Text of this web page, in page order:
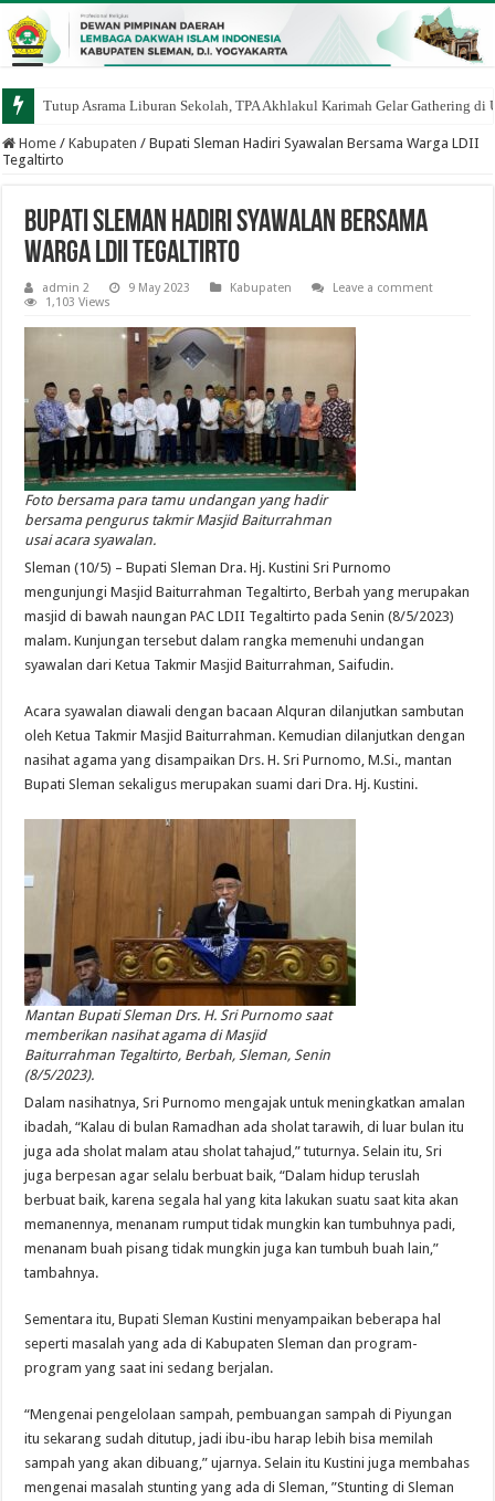
Tutup Asrama Liburan Sekolah, TPA Akhlakul Karimah Gelar Gathering di
Home / Kabupaten / Bupati Sleman Hadiri Syawalan Bersama Warga LDII
Tegaltirto
Bupati Sleman Hadiri Syawalan Bersama
Warga LDII Tegaltirto
admin 2 9 May 2023 Kabupaten
Leave a comment
1,103 Views
Foto bersama para tamu undangan yang hadir
bersama pengurus takmir Masjid Baiturrahman
usai acara syawalan.
Sleman (10/5) – Bupati Sleman Dra. Hj. Kustini Sri Purnomo
mengunjungi Masjid Baiturrahman Tegaltirto, Berbah yang merupakan
masjid di bawah naungan PAC LDII Tegaltirto pada Senin (8/5/2023)
malam. Kunjungan tersebut dalam rangka memenuhi undangan
syawalan dari Ketua Takmir Masjid Baiturrahman, Saifudin.
Acara syawalan diawali dengan bacaan Alquran dilanjutkan sambutan
oleh Ketua Takmir Masjid Baiturrahman. Kemudian dilanjutkan dengan
nasihat agama yang disampaikan Drs. H. Sri Purnomo, M.Si., mantan
Bupati Sleman sekaligus merupakan suami dari Dra. Hj. Kustini.
Mantan Bupati Sleman Drs. H. Sri Purnomo saat
memberikan nasihat agama di Masjid
Baiturrahman Tegaltirto, Berbah, Sleman, Senin
(8/5/2023).
Dalam nasihatnya, Sri Purnomo mengajak untuk meningkatkan amalan
ibadah, “Kalau di bulan Ramadhan ada sholat tarawih, di luar bulan itu
juga ada sholat malam atau sholat tahajud,” tuturnya. Selain itu, Sri
juga berpesan agar selalu berbuat baik, “Dalam hidup teruslah
berbuat baik, karena segala hal yang kita lakukan suatu saat kita akan
memanennya, menanam rumput tidak mungkin kan tumbuhnya padi,
menanam buah pisang tidak mungkin juga kan tumbuh buah lain,”
tambahnya.
Sementara itu, Bupati Sleman Kustini menyampaikan beberapa hal
seperti masalah yang ada di Kabupaten Sleman dan program-
program yang saat ini sedang berjalan.
“Mengenai pengelolaan sampah, pembuangan sampah di Piyungan
itu sekarang sudah ditutup, jadi ibu-ibu harap lebih bisa memilah
sampah yang akan dibuang,” ujarnya. Selain itu Kustini juga membahas
mengenai masalah stunting yang ada di Sleman, ”Stunting di Sleman